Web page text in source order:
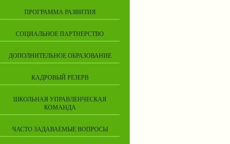
ПРОГРАММА РАЗВИТИЯ
СОЦИАЛЬНОЕ ПАРТНЕРСТВО
ДОПОЛНИТЕЛЬНОЕ ОБРАЗОВАНИЕ
КАДРОВЫЙ РЕЗЕРВ
ШКОЛЬНАЯ УПРАВЛЕНЧЕСКАЯ
КОМАНДА
ЧАСТО ЗАДАВАЕМЫЕ ВОПРОСЫ